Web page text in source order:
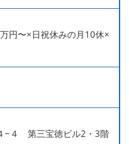
円〜×日祝休みの月10休×
−４ 第三宝徳ビル2・3階